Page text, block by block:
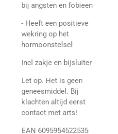
bij angsten en fobieen
- Heeft een positieve
wekring op het
hormoonstelsel
Incl zakje en bijsluiter
Let op. Het is geen
geneesmiddel. Bij
klachten altijd eerst
contact met arts!
EAN 6095954522535